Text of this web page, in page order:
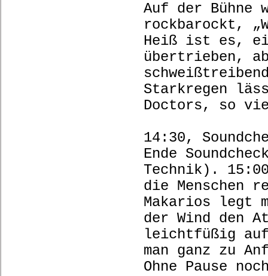
Auf der
rockbarockt,
Heiß ist es,
übertrieben,
Starkregen
Doctors, so
14:30,
Ende
Technik).
die Menschen
Makarios legt
der Wind den
leichtfüßig auf
man ganz zu
Ohne Pause